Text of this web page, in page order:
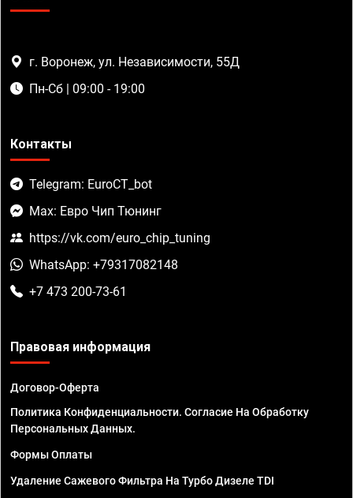
г. Воронеж, ул. Независимости, 55Д
Пн-Сб | 09:00 - 19:00
Контакты
Telegram: EuroCT_bot
Max: Евро Чип Тюнинг
https://vk.com/euro_chip_tuning
WhatsApp: +79317082148
+7 473 200-73-61
Правовая информация
Договор-Оферта
Политика Конфиденциальности. Согласие На Обработку
Персональных Данных.
Формы Оплаты
Удаление Сажевого Фильтра На Турбо Дизеле TDI